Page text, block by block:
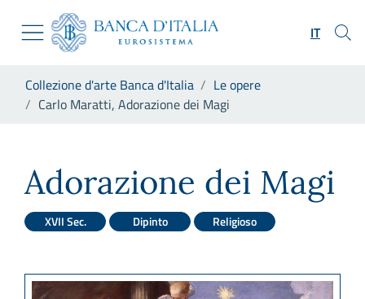
Skip to Main Content
Vai al sito istituzionale
Vai al menu di navigazione
Vai alla ricerca
Vai al footer
IT
Collezione d'arte Banca d'Italia
Le opere
Carlo Maratti, Adorazione dei Magi
Adorazione dei Magi
XVII Sec. Dipinto Religioso